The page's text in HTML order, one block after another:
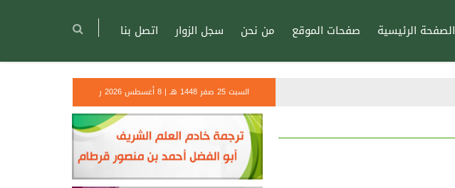
الصفحة الرئيسية صفحات الموقع من نحن سجل الزوار اتصل بنا
السبت 25 صفر 1448 هـ | 8 أغسطس 2026 ر